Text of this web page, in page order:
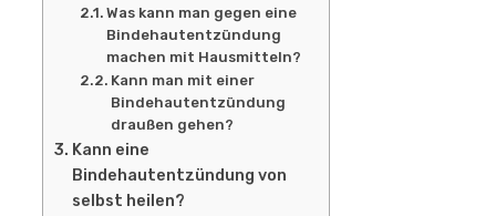
Was kann man gegen eine
Bindehautentzündung
machen mit Hausmitteln?
Kann man mit einer
Bindehautentzündung
draußen gehen?
Kann eine
Bindehautentzündung von
selbst heilen?